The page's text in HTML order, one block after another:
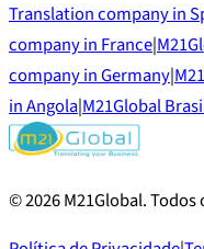
Translation company in
company in France|
company in Germany|
in Angola|M21Global
©2026M21Global.Todos